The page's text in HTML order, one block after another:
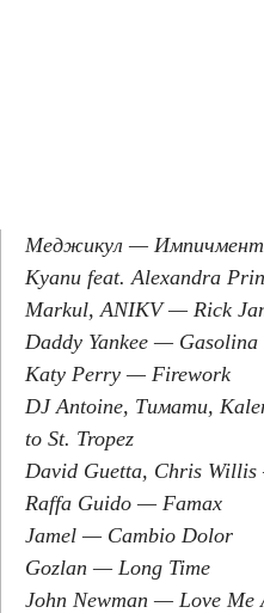
Меджикул — Импичмент
Kyanu feat. Alexandra
Markul, ANIKV — Rick
Daddy Yankee — Gasolina
Katy Perry — Firework
DJ Antoine, Тимати,
to St. Tropez
David Guetta, Chris
Raffa Guido — Famax
Jamel — Cambio Dolor
Gozlan — Long Time
John Newman — Love Me